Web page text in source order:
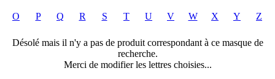
O P Q R S T U V W X Y Z
Désolé mais il n'y a pas de produit correspondant à ce masque de
recherche.
Merci de modifier les lettres choisies...